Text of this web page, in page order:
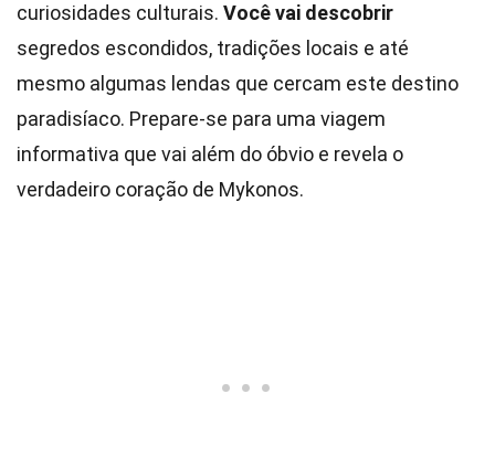
curiosidades culturais. Você vai descobrir
segredos escondidos, tradições locais e até
mesmo algumas lendas que cercam este destino
paradisíaco. Prepare-se para uma viagem
informativa que vai além do óbvio e revela o
verdadeiro coração de Mykonos.